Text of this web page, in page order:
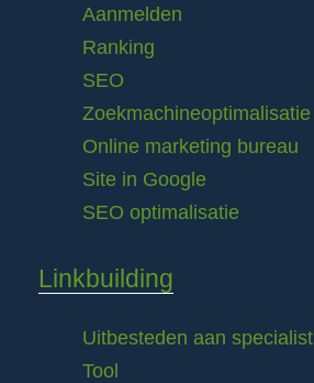
Aanmelden
Ranking
SEO
Zoekmachineoptimalisatie
Online marketing bureau
Site in Google
SEO optimalisatie
Linkbuilding
Uitbesteden aan specialist
Tool